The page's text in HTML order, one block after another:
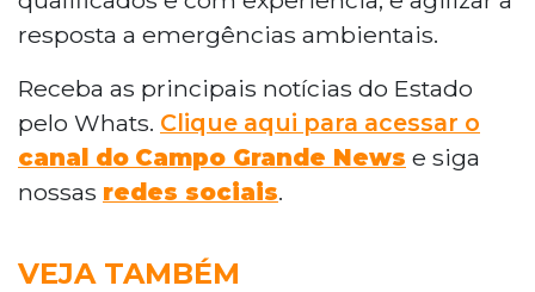
resposta a emergências ambientais.
Receba as principais notícias do Estado
pelo Whats. Clique aqui para acessar o
canal do Campo Grande News e siga
nossas redes sociais.
VEJA TAMBÉM